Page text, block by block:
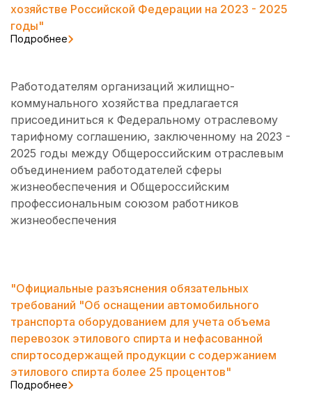
хозяйстве Российской Федерации на 2023 - 2025
годы"
Подробнее
Работодателям организаций жилищно-
коммунального хозяйства предлагается
присоединиться к Федеральному отраслевому
тарифному соглашению, заключенному на 2023 -
2025 годы между Общероссийским отраслевым
объединением работодателей сферы
жизнеобеспечения и Общероссийским
профессиональным союзом работников
жизнеобеспечения
"Официальные разъяснения обязательных
требований "Об оснащении автомобильного
транспорта оборудованием для учета объема
перевозок этилового спирта и нефасованной
спиртосодержащей продукции с содержанием
этилового спирта более 25 процентов"
Подробнее